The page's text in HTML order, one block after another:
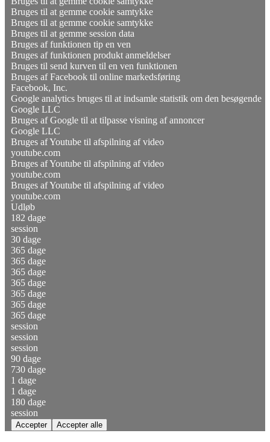
Bruges til at gemme cookie samtykke
Bruges til at gemme cookie samtykke
Bruges til at gemme session data
Bruges af funktionen tip en ven
Bruges af funktionen produkt anmeldelser
Bruges til send kurven til en ven funktionen
Bruges af Facebook til online markedsføring
Facebook, Inc.
Google analytics bruges til at indsamle statistik om den besøgende
Google LLC
Bruges af Google til at tilpasse visning af annoncer
Google LLC
Bruges af Youtube til afspilning af video
youtube.com
Bruges af Youtube til afspilning af video
youtube.com
Bruges af Youtube til afspilning af video
youtube.com
Udløb
182 dage
session
30 dage
365 dage
365 dage
365 dage
365 dage
365 dage
365 dage
365 dage
session
session
session
90 dage
730 dage
1 dage
1 dage
180 dage
session